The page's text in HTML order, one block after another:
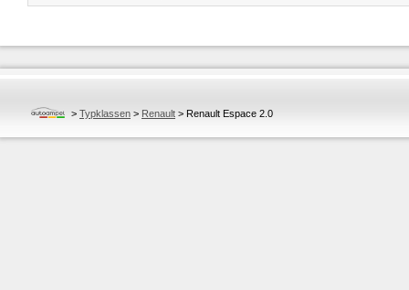
> Typklassen > Renault > Renault Espace 2.0